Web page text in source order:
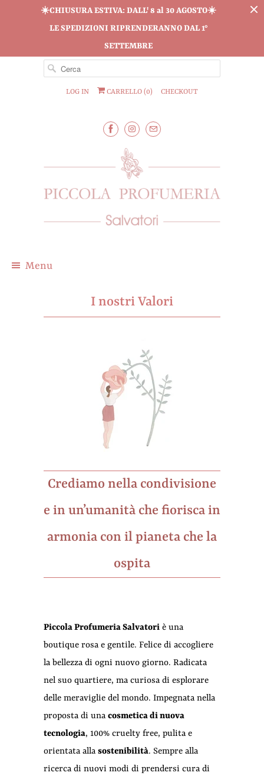
☀️CHIUSURA ESTIVA: DALL' 8 al 30 AGOSTO☀️
LE SPEDIZIONI RIPRENDERANNO DAL 1°
SETTEMBRE
LOG IN CARRELLO (0) CHECKOUT
Menu
I nostri Valori
Crediamo nella condivisione
e in un’umanità che fiorisca in
armonia con il pianeta che la
ospita
Piccola Profumeria Salvatori è una
boutique rosa e gentile. Felice di accogliere
la bellezza di ogni nuovo giorno. Radicata
nel suo quartiere, ma curiosa di esplorare
delle meraviglie del mondo. Impegnata nella
proposta di una cosmetica di nuova
tecnologia, 100% cruelty free, pulita e
orientata alla sostenibilità. Sempre alla
ricerca di nuovi modi di prendersi cura di